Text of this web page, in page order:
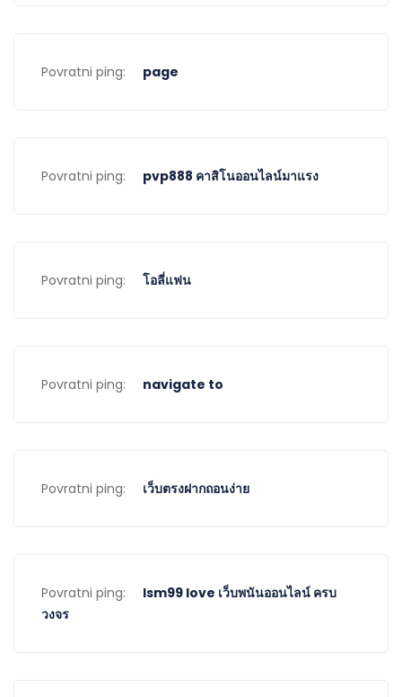
Povratni ping: page
Povratni ping: pvp888 คาสิโนออนไลน์มาแรง
Povratni ping: โอลี่แฟน
Povratni ping: navigate to
Povratni ping: เว็บตรงฝากถอนง่าย
Povratni ping:
lsm99 love เว็บพนันออนไลน์ ครบ
วงจร